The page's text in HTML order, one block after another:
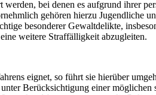
bei denen es aufgrund ihrer
gehören hierzu Jugendliche
besonderer Gewaltdelikte,
weitere Straffälligkeit abzugleiten.
eignet, so führt sie hierüber
Berücksichtigung einer möglichen